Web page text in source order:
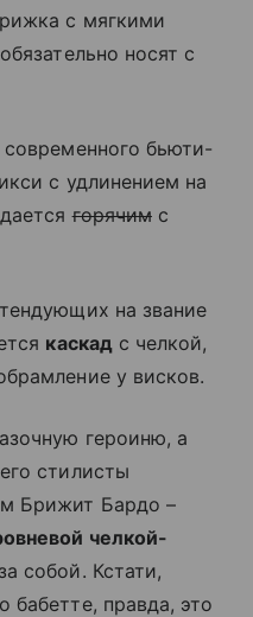
с мягкими
носят с
бьюти-
с удлинением на
горячимс
на звание
каскадс челкой,
у висков.
героиню, а
стилисты
Брижит Бардо –
челкой-
собой. Кстати,
правда, это